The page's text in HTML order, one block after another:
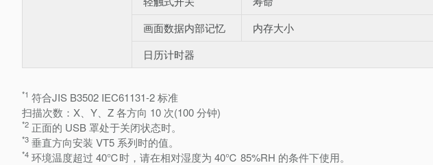
画面数据内部记忆
内存大小
日历计时器
*1 符合JIS B3502 IEC61131-2 标准
扫描次数：X、Y、Z 各方向 10 次(100 分钟)
*2 正面的 USB 罩处于关闭状态时。
*3 垂直方向安装 VT5 系列时的值。
*4 环境温度超过 40℃时，请在相对湿度为 40℃ 85%RH 的条件下使用。